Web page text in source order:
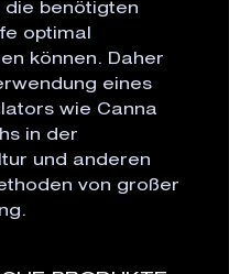
die benötigten
optimal
können. Daher
eines
wie Canna
in der
und anderen
von großer